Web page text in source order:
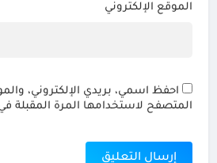
الموقع الإلكتروني
احفظ اسمي، بريدي الإلكتروني،
المتصفح لاستخدامها المرة المقبلة